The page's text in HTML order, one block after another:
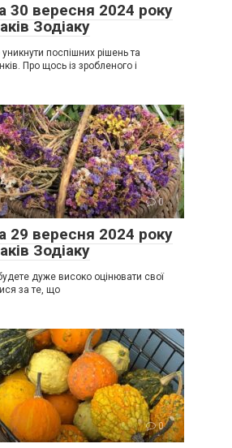
30 вересня 2024 року
Зодіаку
поспішних рішень та
Про щось із зробленого і
0
29 вересня 2024 року
Зодіаку
дуже високо оцінювати свої
за те, що
0